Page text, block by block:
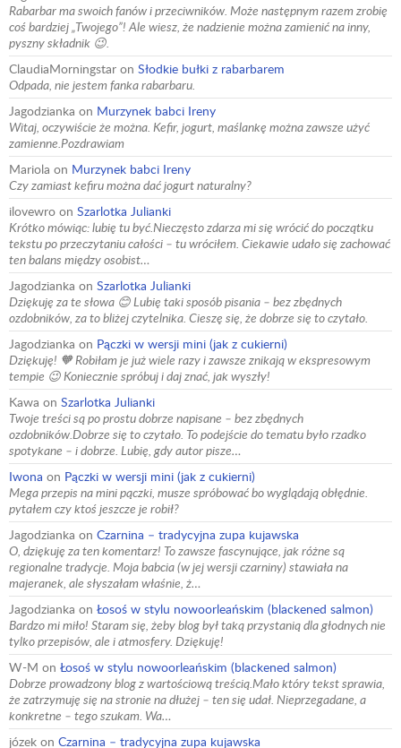
Rabarbar ma swoich fanów i przeciwników. Może następnym razem zrobię
coś bardziej „Twojego”! Ale wiesz, że nadzienie można zamienić na inny,
pyszny składnik 😉.
ClaudiaMorningstar on Słodkie bułki z rabarbarem
Odpada, nie jestem fanka rabarbaru.
Jagodzianka on Murzynek babci Ireny
Witaj, oczywiście że można. Kefir, jogurt, maślankę można zawsze użyć
zamienne.Pozdrawiam
Mariola on Murzynek babci Ireny
Czy zamiast kefiru można dać jogurt naturalny?
ilovewro on Szarlotka Julianki
Krótko mówiąc: lubię tu być.Nieczęsto zdarza mi się wrócić do początku
tekstu po przeczytaniu całości – tu wróciłem. Ciekawie udało się zachować
ten balans między osobist…
Jagodzianka on Szarlotka Julianki
Dziękuję za te słowa 😊 Lubię taki sposób pisania – bez zbędnych
ozdobników, za to bliżej czytelnika. Cieszę się, że dobrze się to czytało.
Jagodzianka on Pączki w wersji mini (jak z cukierni)
Dziękuję! 🧡 Robiłam je już wiele razy i zawsze znikają w ekspresowym
tempie 😉 Koniecznie spróbuj i daj znać, jak wyszły!
Kawa on Szarlotka Julianki
Twoje treści są po prostu dobrze napisane – bez zbędnych
ozdobników.Dobrze się to czytało. To podejście do tematu było rzadko
spotykane – i dobrze. Lubię, gdy autor pisze…
Iwona on Pączki w wersji mini (jak z cukierni)
Mega przepis na mini pączki, musze spróbować bo wyglądają obłędnie.
pytałem czy ktoś jeszcze je robił?
Jagodzianka on Czarnina – tradycyjna zupa kujawska
O, dziękuję za ten komentarz! To zawsze fascynujące, jak różne są
regionalne tradycje. Moja babcia (w jej wersji czarniny) stawiała na
majeranek, ale słyszałam właśnie, ż…
Jagodzianka on Łosoś w stylu nowoorleańskim (blackened salmon)
Bardzo mi miło! Staram się, żeby blog był taką przystanią dla głodnych nie
tylko przepisów, ale i atmosfery. Dziękuję!
W-M on Łosoś w stylu nowoorleańskim (blackened salmon)
Dobrze prowadzony blog z wartościową treścią.Mało który tekst sprawia,
że zatrzymuję się na stronie na dłużej – ten się udał. Nieprzegadane, a
konkretne – tego szukam. Wa…
józek on Czarnina – tradycyjna zupa kujawska